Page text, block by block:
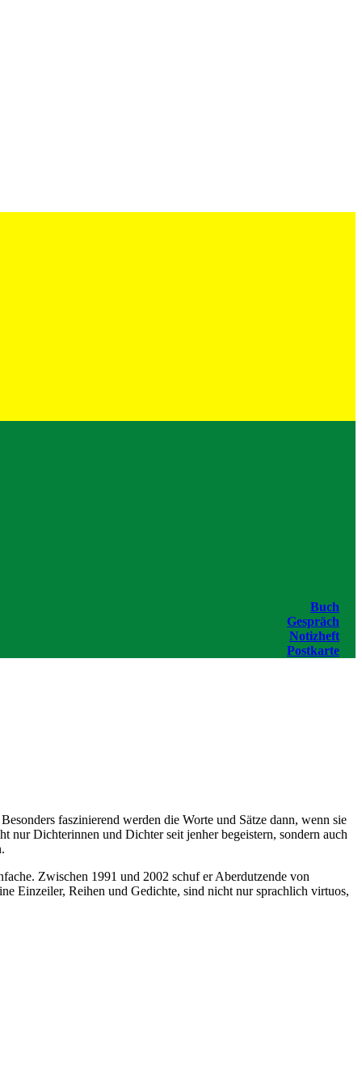
Buch
Gespräch
Notizheft
Postkarte
faszinierend werden die Worte und Sätze dann, wenn sie
nur Dichterinnen und Dichter seit jenher begeistern, sondern auch
Zwischen 1991 und 2002 schuf er Aberdutzende von
Einzeiler, Reihen und Gedichte, sind nicht nur sprachlich virtuos,